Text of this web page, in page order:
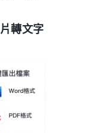
轉文字